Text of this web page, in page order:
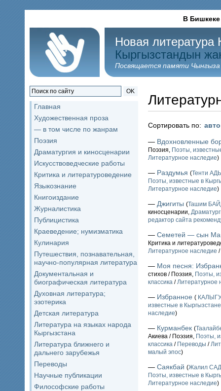
В Бишкеке
Новая литература
Кыргызстандын
Посвящается памяти
OK
Главная
Художественная проза
— в том числе по жанрам
Поэзия
Драматургия и киносценарии
Искусствоведческие работы
Критика и литературоведение
Языкознание
Книгоиздание
Журналистика
Публицистика
Краеведение; нумизматика
Кулинария
Путешествия, познавательная,
научно-популярная литература
Документальная и
биографическая литература
Духовная литература;
эзотерика
Детская литература
Литература на языках народа
Кыргызстана
Литература ближнего и
дальнего зарубежья
Переводы
Научные публикации
Философские работы
Сортировать по:
— Вдохновленные
Поэзия, Поэты,
Литературное наследие)
— Раздумья (Тенти
Поэты, известные в
Литературное наследие)
— Джигиты (Ташим
киносценарии,
редактор сайта
— Семетей — сын
Критика и
Литературное наследие /
— Моя песня:
стихов / Поэзия, Поэты,
классика /Литературное
— Избранное (
известные в
наследие)
— Курманбек (
Акиева / Поэзия, Поэты,
классика / Переводы /
малый эпос)
— Саякбай (Жалил
Поэты, известные в
Литературное наследие)